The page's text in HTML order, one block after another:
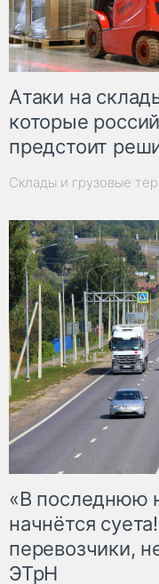
Атаки на
которые
предстоит
Склады и грузовые
«В последнюю
начнётся
перевозчики,
ЭТрН